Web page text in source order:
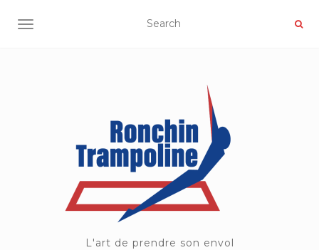
OUVRIR/FERMER LA NAVIGATION
L'art de prendre son envol